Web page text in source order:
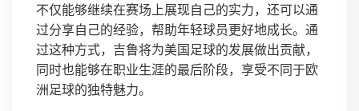
不仅能够继续在赛场上展现自己的实力，还可以通
过分享自己的经验，帮助年轻球员更好地成长。通
过这种方式，吉鲁将为美国足球的发展做出贡献，
同时也能够在职业生涯的最后阶段，享受不同于欧
洲足球的独特魅力。